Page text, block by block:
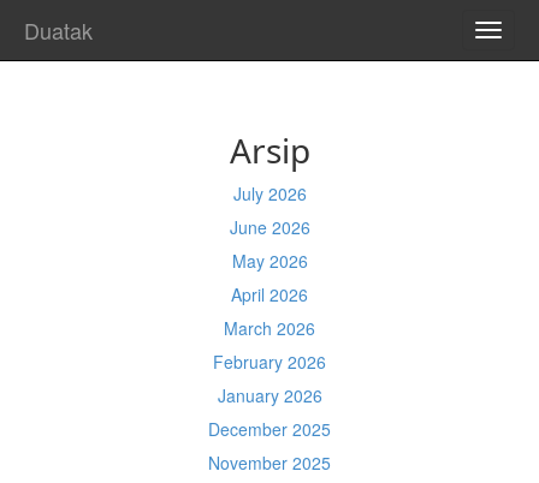
Duatak
Arsip
July 2026
June 2026
May 2026
April 2026
March 2026
February 2026
January 2026
December 2025
November 2025